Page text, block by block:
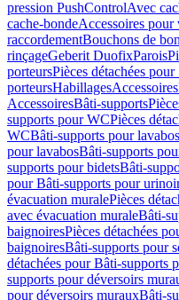
pression PushControlAvec
cache-bondeAccessoires pour
raccordementBouchons de
rinçageGeberit DuofixParois
porteursPièces détachées pour
porteursHabillagesAccessoires
AccessoiresBâti-supports
supports pour WCPièces
WCBâti-supports pour lavabos
pour lavabosBâti-supports
supports pour bidetsBâti-
pour Bâti-supports pour
évacuation muralePièces
avec évacuation muraleBâti-
baignoiresPièces détachées
baignoiresBâti-supports pour
détachées pour Bâti-supports
supports pour déversoirs
pour déversoirs murauxBâti-